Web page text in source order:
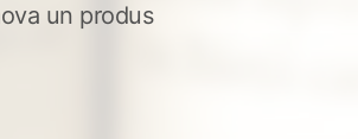
un produs